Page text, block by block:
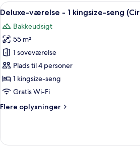
Indlæs
alle
billeder
af
Deluxe-
værelse
-
1
seng
Et
10
Deluxe-værelse - 1 kingsize-seng
Bakkeudsigt
55 m²
1 soveværelse
Plads til 4 personer
1 kingsize-seng
Gratis Wi-Fi
Flere oplysninger
Flere
værelse